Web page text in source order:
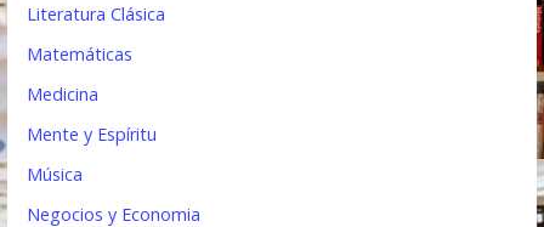
Literatura Clásica
Matemáticas
Medicina
Mente y Espíritu
Música
Negocios y Economia